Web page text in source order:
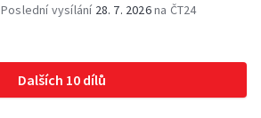
Poslední vysílání 28. 7. 2026na ČT24
Dalších 10 dílů